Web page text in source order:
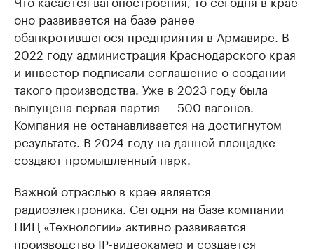
оно развивается на базе ранее
обанкротившегося предприятия в Армавире. В
2022 году администрация Краснодарского края
и инвестор подписали соглашение о создании
такого производства. Уже в 2023 году была
выпущена первая партия — 500 вагонов.
Компания не останавливается на достигнутом
результате. В 2024 году на данной площадке
создают промышленный парк.
Важной отраслью в крае является
радиоэлектроника. Сегодня на базе компании
НИЦ «Технологии» активно развивается
производство IP-видеокамер и создается